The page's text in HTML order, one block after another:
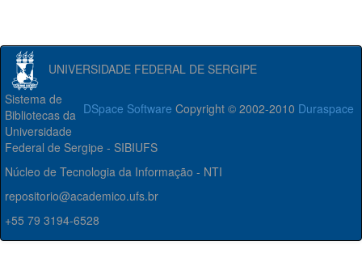
UNIVERSIDADE FEDERAL DE SERGIPE
DSpace Software Copyright © 2002-2010 Duraspace
Sistema de
Bibliotecas da
Universidade
Federal de Sergipe - SIBIUFS
Núcleo de Tecnologia da Informação - NTI
repositorio@academico.ufs.br
+55 79 3194-6528